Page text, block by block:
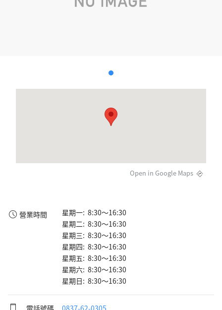
Open in Google Maps
營業時間
星期一: 8:30～16:30
星期二: 8:30～16:30
星期三: 8:30～16:30
星期四: 8:30～16:30
星期五: 8:30～16:30
星期六: 8:30～16:30
星期日: 8:30～16:30
電話號碼 0837-62-0305